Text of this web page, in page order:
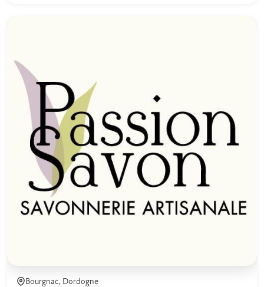
Bourgnac, Dordogne